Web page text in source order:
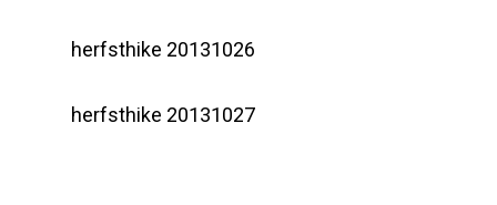
herfsthike 20131026
herfsthike 20131027